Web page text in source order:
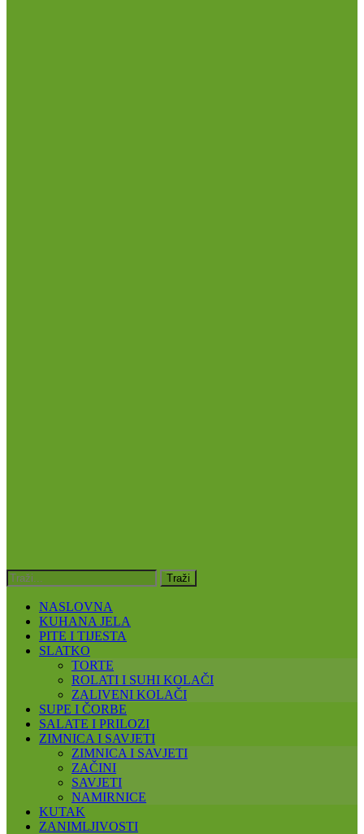
NASLOVNA
KUHANA JELA
PITE I TIJESTA
SLATKO
TORTE
ROLATI I SUHI KOLAČI
ZALIVENI KOLAČI
SUPE I ČORBE
SALATE I PRILOZI
ZIMNICA I SAVJETI
ZIMNICA I SAVJETI
ZAČINI
SAVJETI
NAMIRNICE
KUTAK
ZANIMLJIVOSTI